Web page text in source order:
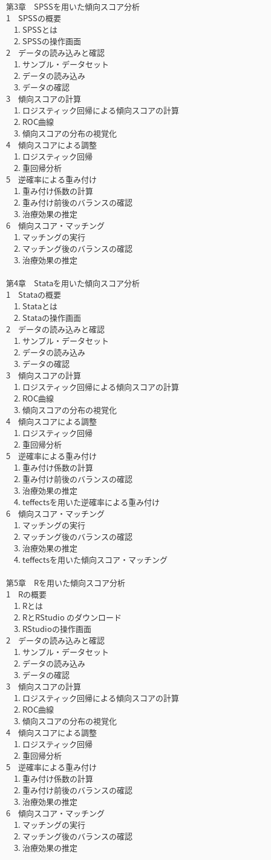
第3章 SPSSを用いた傾向スコア分析
1 SPSSの概要
1. SPSSとは
2. SPSSの操作画面
2 データの読み込みと確認
1. サンプル・データセット
2. データの読み込み
3. データの確認
3 傾向スコアの計算
1. ロジスティック回帰による傾向スコアの計算
2. ROC曲線
3. 傾向スコアの分布の視覚化
4 傾向スコアによる調整
1. ロジスティック回帰
2. 重回帰分析
5 逆確率による重み付け
1. 重み付け係数の計算
2. 重み付け前後のバランスの確認
3. 治療効果の推定
6 傾向スコア・マッチング
1. マッチングの実行
2. マッチング後のバランスの確認
3. 治療効果の推定
第4章 Stataを用いた傾向スコア分析
1 Stataの概要
1. Stataとは
2. Stataの操作画面
2 データの読み込みと確認
1. サンプル・データセット
2. データの読み込み
3. データの確認
3 傾向スコアの計算
1. ロジスティック回帰による傾向スコアの計算
2. ROC曲線
3. 傾向スコアの分布の視覚化
4 傾向スコアによる調整
1. ロジスティック回帰
2. 重回帰分析
5 逆確率による重み付け
1. 重み付け係数の計算
2. 重み付け前後のバランスの確認
3. 治療効果の推定
4. teffectsを用いた逆確率による重み付け
6 傾向スコア・マッチング
1. マッチングの実行
2. マッチング後のバランスの確認
3. 治療効果の推定
4. teffectsを用いた傾向スコア・マッチング
第5章 Rを用いた傾向スコア分析
1 Rの概要
1. Rとは
2. RとRStudio のダウンロード
3. RStudioの操作画面
2 データの読み込みと確認
1. サンプル・データセット
2. データの読み込み
3. データの確認
3 傾向スコアの計算
1. ロジスティック回帰による傾向スコアの計算
2. ROC曲線
3. 傾向スコアの分布の視覚化
4 傾向スコアによる調整
1. ロジスティック回帰
2. 重回帰分析
5 逆確率による重み付け
1. 重み付け係数の計算
2. 重み付け前後のバランスの確認
3. 治療効果の推定
6 傾向スコア・マッチング
1. マッチングの実行
2. マッチング後のバランスの確認
3. 治療効果の推定